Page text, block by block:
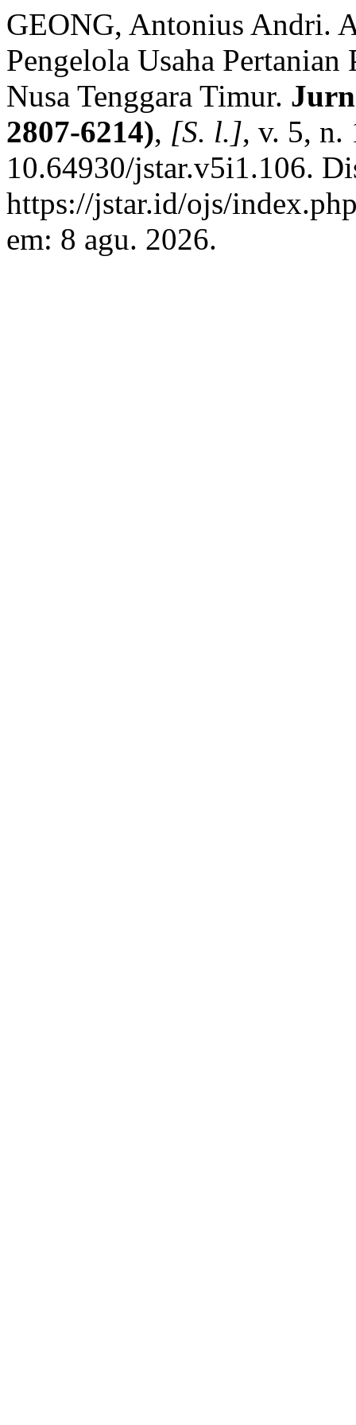
GEONG, Antonius Andri.
Pengelola Usaha
Nusa Tenggara Timur.
2807-6214), [S. l.], v. 5, n.
10.64930/jstar.v5i1.106.
https://jstar.id/ojs/
em: 8 agu. 2026.